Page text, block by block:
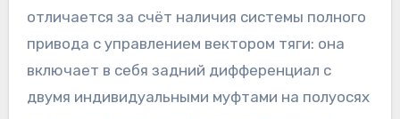
отличается за счёт наличия системы полного
привода с управлением вектором тяги: она
включает в себя задний дифференциал с
двумя индивидуальными муфтами на полуосях